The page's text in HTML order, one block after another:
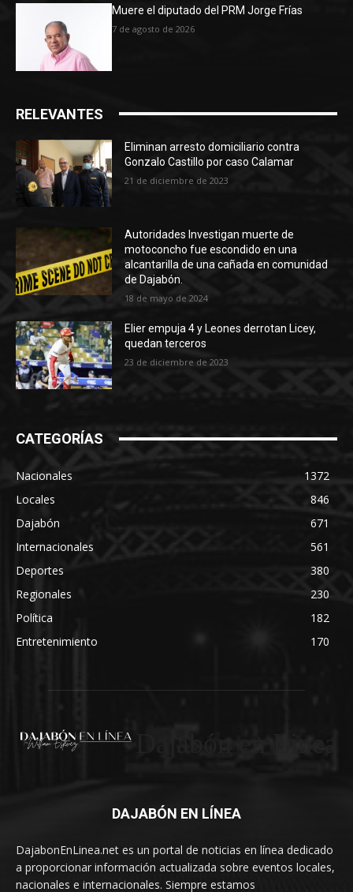
Muere el diputado del PRM Jorge Frías
7 de agosto de 2026
RELEVANTES
Eliminan arresto domiciliario contra
Gonzalo Castillo por caso Calamar
21 de diciembre de 2023
Autoridades Investigan muerte de
motoconcho fue escondido en una
alcantarilla de una cañada en comunidad
de Dajabón.
18 de mayo de 2024
Elier empuja 4 y Leones derrotan Licey,
quedan terceros
23 de diciembre de 2023
CATEGORÍAS
Nacionales
1372
Locales
846
Dajabón
671
Internacionales
561
Deportes
380
Regionales
230
Política
182
Entretenimiento
170
DAJABÓN EN LÍNEA
DajabonEnLinea.net es un portal de noticias en línea dedicado
a proporcionar información actualizada sobre eventos locales,
nacionales e internacionales. Siempre estamos